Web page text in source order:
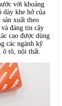
với khoảng
dày khe hở của
xuất theo
đáng tin cậy
cao được dùng
các ngành kỹ
ô tô, nội thất.